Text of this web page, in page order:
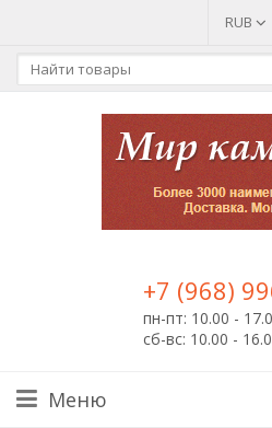
RUB
+7 (968)
пн-пт: 10.00 -
сб-вс: 10.00 -
Меню